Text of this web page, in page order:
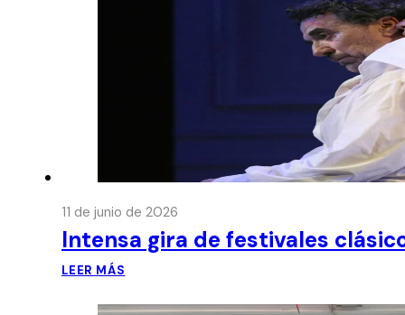
11 de junio de 2026
Intensa gira de festivales
LEER MÁS